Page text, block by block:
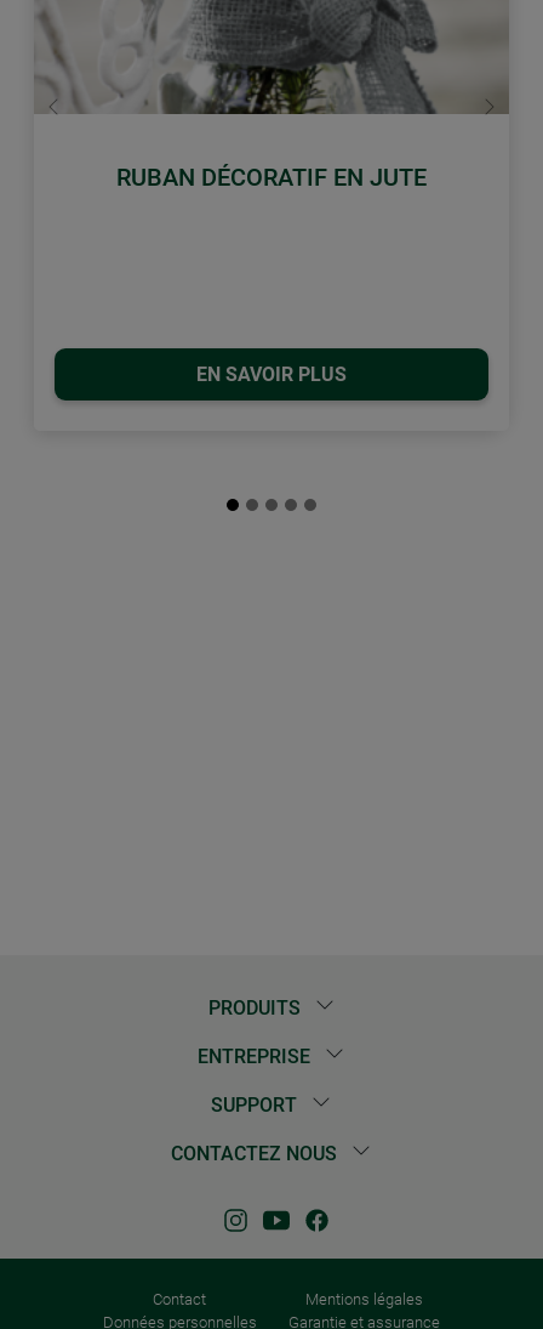
RUBAN DÉCORATIF EN JUTE
EN SAVOIR PLUS
retour
PRODUITS
ENTREPRISE
SUPPORT
CONTACTEZ NOUS
Contact
Mentions légales
Données personnelles
Garantie et assurance